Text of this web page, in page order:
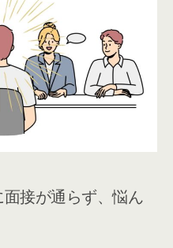
接が通らず、悩ん